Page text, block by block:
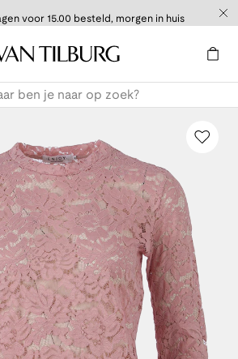
voor 15.00 besteld, morgen in huis